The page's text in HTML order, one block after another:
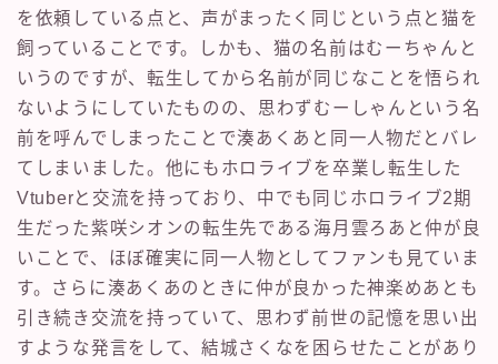
を依頼している点と、声がまったく同じという点と猫を
飼っていることです。しかも、猫の名前はむーちゃんと
いうのですが、転生してから名前が同じなことを悟られ
ないようにしていたものの、思わずむーしゃんという名
前を呼んでしまったことで湊あくあと同一人物だとバレ
てしまいました。他にもホロライブを卒業し転生した
Vtuberと交流を持っており、中でも同じホロライブ2期
生だった紫咲シオンの転生先である海月雲ろあと仲が良
いことで、ほぼ確実に同一人物としてファンも見ていま
す。さらに湊あくあのときに仲が良かった神楽めあとも
引き続き交流を持っていて、思わず前世の記憶を思い出
すような発言をして、結城さくなを困らせたことがあり